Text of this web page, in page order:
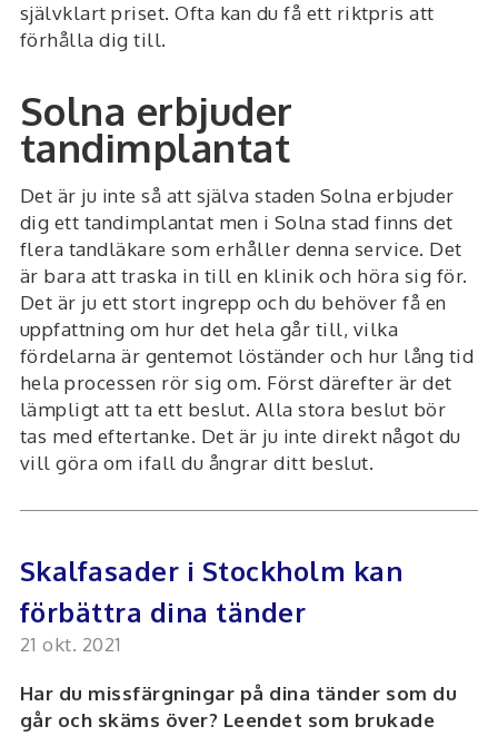
självklart priset. Ofta kan du få ett riktpris att
förhålla dig till.
Solna erbjuder
tandimplantat
Det är ju inte så att själva staden Solna erbjuder
dig ett tandimplantat men i Solna stad finns det
flera tandläkare som erhåller denna service. Det
är bara att traska in till en klinik och höra sig för.
Det är ju ett stort ingrepp och du behöver få en
uppfattning om hur det hela går till, vilka
fördelarna är gentemot löständer och hur lång tid
hela processen rör sig om. Först därefter är det
lämpligt att ta ett beslut. Alla stora beslut bör
tas med eftertanke. Det är ju inte direkt något du
vill göra om ifall du ångrar ditt beslut.
Skalfasader i Stockholm kan
förbättra dina tänder
21 okt. 2021
Har du missfärgningar på dina tänder som du
går och skäms över? Leendet som brukade